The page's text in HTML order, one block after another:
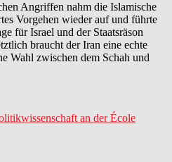
Angriffen nahm die Islamische
Vorgehen wieder auf und führte
für Israel und der Staatsräson
braucht der Iran eine echte
Wahl zwischen dem Schah und
an der École